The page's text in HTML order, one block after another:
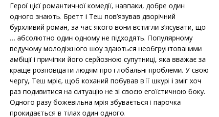
Герої цієї романтичної комедії, навпаки, добре один
одного знають. Бретт і Теш пов’язував дворічний
бурхливий роман, за час якого вони встигли з’ясувати, що
… абсолютно один одному не підходять. Популярному
ведучому молодіжного шоу здаються необгрунтованими
амбіції і причіпки його серйозною супутниці, яка вважає за
краще розповідати людям про глобальні проблеми. У свою
чергу, Теш мріє, щоб коханий побував в її шкурі і зміг хоч
раз подивитися на ситуацію не зі своєю егоїстичною боку.
Одного разу божевільна мрія збувається і парочка
прокидається в тілах один одного.